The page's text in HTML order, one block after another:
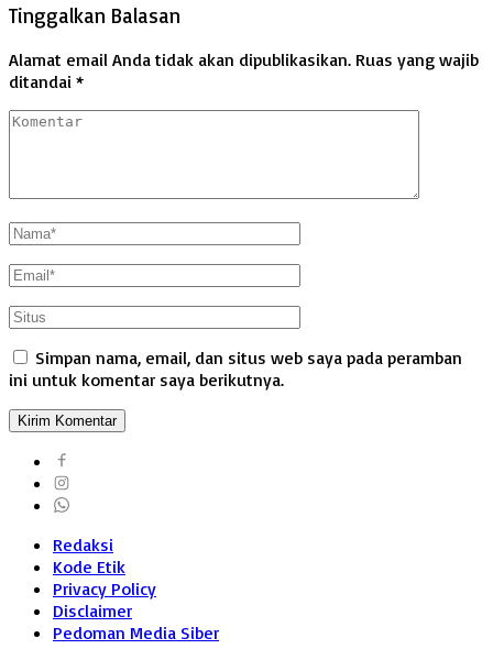
Tinggalkan Balasan
Alamat email Anda tidak akan dipublikasikan. Ruas yang wajib
ditandai *
Simpan nama, email, dan situs web saya pada peramban
ini untuk komentar saya berikutnya.
Redaksi
Kode Etik
Privacy Policy
Disclaimer
Pedoman Media Siber